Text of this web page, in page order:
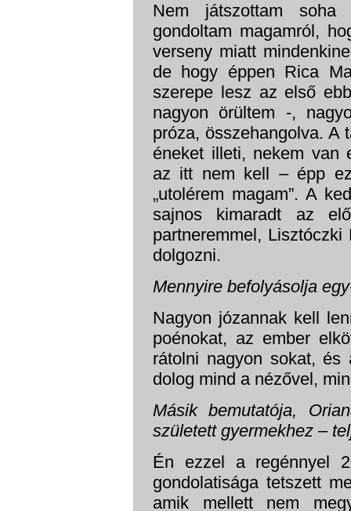
Nem játszottam
gondoltam magamról,
verseny miatt
de hogy éppen Rica
szerepe lesz az első
nagyon örültem -,
próza, összehangolva. A
éneket illeti, nekem van
az itt nem kell – épp
„utolérem magam”. A
sajnos kimaradt az
partneremmel,
dolgozni.
Mennyire befolyásolja
Nagyon józannak kell
poénokat, az ember
rátolni nagyon sokat, és
dolog mind a nézővel,
Másik bemutatója,
született gyermekhez –
Én ezzel a regénnyel
gondolatisága tetszett
amik mellett nem